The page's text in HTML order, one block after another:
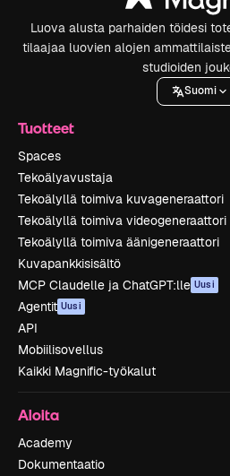
Luova alusta parhaiden töidesi
tilaajaa luovien alojen
studioiden
Suomi
Tuotteet
Spaces
Tekoälyavustaja
Tekoälyllä toimiva kuvageneraattori
Tekoälyllä toimiva videogeneraattori
Tekoälyllä toimiva äänigeneraattori
Kuvapankkisisältö
MCP Claudelle ja ChatGPT:lle Uusi
Agentit Uusi
API
Mobiilisovellus
Kaikki Magnific-työkalut
Aloita
Academy
Dokumentaatio